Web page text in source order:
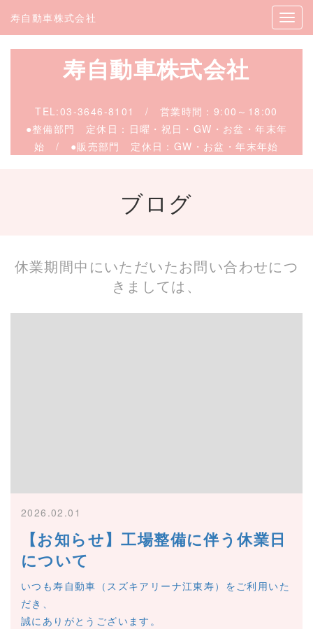
寿自動車株式会社
寿自動車株式会社
TEL:03-3646-8101 /
営業時間：9:00～18:00
●整備部門 定休日：日曜・祝日・GW・お盆・年末年
始 / ●販売部門 定休日：GW・お盆・年末年始
ブログ
休業期間中にいただいたお問い合わせにつ
きましては、
【お知らせ】工場整備に伴う休業日
について
2026.02.01
いつも寿自動車（スズキアリーナ江東寿）をご利用いた
だき、
誠にありがとうございます。